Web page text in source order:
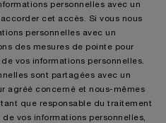
personnelles avec un
cet accès. Si vous nous
personnelles avec un
des mesures de pointe pour
vos informations personnelles.
sont partagées avec un
agréé concerné et nous-mêmes
que responsable du traitement
vos informations personnelles,